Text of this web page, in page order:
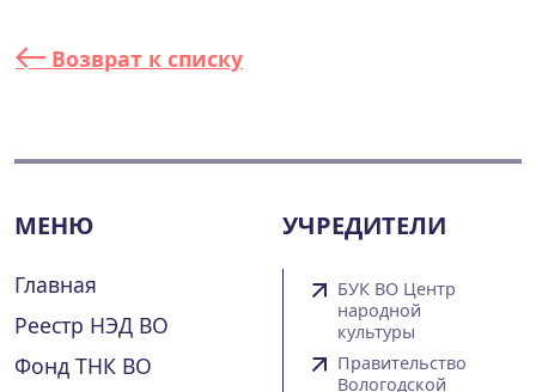
Возврат к списку
МЕНЮ
Главная
Реестр НЭД ВО
Фонд ТНК ВО
УЧРЕДИТЕЛИ
БУК ВО Центр
народной
культуры
Правительство
Вологодской